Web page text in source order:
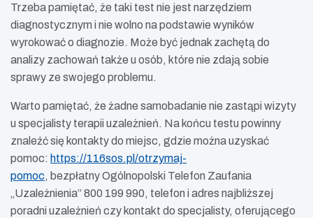
Trzeba pamiętać, że taki test nie jest narzędziem
diagnostycznym i nie wolno na podstawie wyników
wyrokować o diagnozie. Może być jednak zachętą do
analizy zachowań także u osób, które nie zdają sobie
sprawy ze swojego problemu.
Warto pamiętać, że żadne samobadanie nie zastąpi wizyty
u specjalisty terapii uzależnień. Na końcu testu powinny
znaleźć się kontakty do miejsc, gdzie można uzyskać
pomoc: https://116sos.pl/otrzymaj-
pomoc, bezpłatny Ogólnopolski Telefon Zaufania
„Uzależnienia” 800 199 990, telefon i adres najbliższej
poradni uzależnień czy kontakt do specjalisty, oferującego